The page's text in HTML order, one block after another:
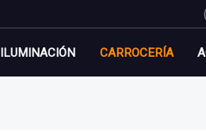
ILUMINACIÓN CARROCERÍA